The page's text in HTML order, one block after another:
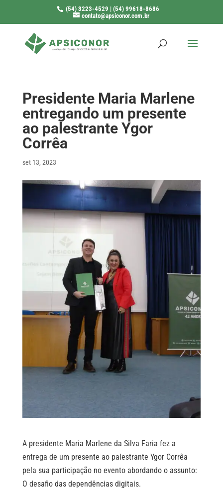
(54) 3223-4529 | (54) 99618-8686
contato@apsiconor.com.br
Presidente Maria Marlene
entregando um presente
ao palestrante Ygor
Corrêa
set 13, 2023
A presidente Maria Marlene da Silva Faria fez a
entrega de um presente ao palestrante Ygor Corrêa
pela sua participação no evento abordando o assunto:
O desafio das dependências digitais.